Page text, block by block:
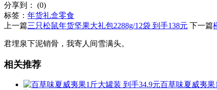
分享到： (0)
标签： 年货礼盒零食
上一篇三只松鼠年货坚果大礼包2288g/12袋 到手138元 下一篇
君埋泉下泥销骨，我寄人间雪满头。
相关推荐
百草味夏威夷果